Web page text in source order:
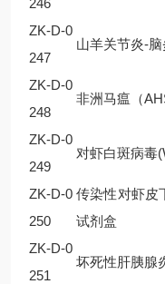
246
ZK-D-0
247
山羊关节炎-
ZK-D-0
248
非洲马瘟（
ZK-D-0
249
对虾白斑病毒
ZK-D-0
250
传染性对虾皮
试剂盒
ZK-D-0
251
坏死性肝胰腺